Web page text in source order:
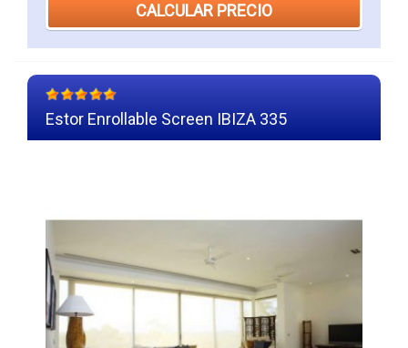
CALCULAR PRECIO
Estor Enrollable Screen IBIZA 335